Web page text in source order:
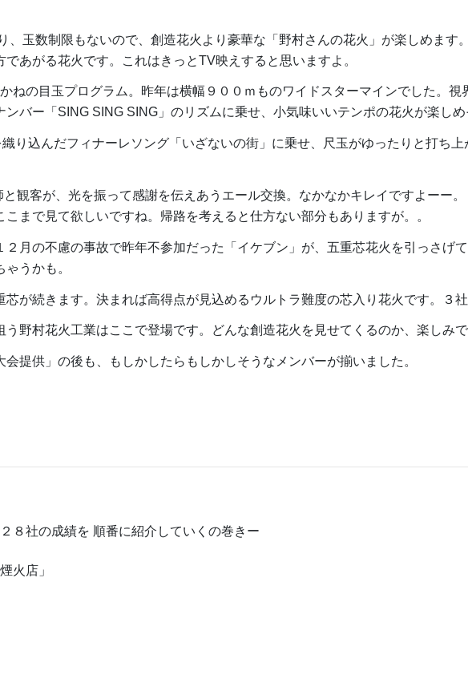
、玉数制限もないので、創造花火より豪華な「野村さんの花火」が楽しめま
であがる花火です。これはきっとTV映えすると思いますよ。
ねの目玉プログラム。昨年は横幅９００ｍものワイドスターマインでした。視
ンバー「SING SING SING」のリズムに乗せ、小気味いいテンポの花火が楽しめ
り込んだフィナーレソング「いざないの街」に乗せ、尺玉がゆったりと打ち
観客が、光を振って感謝を伝えあうエール交換。なかなかキレイですよーー
こまで見て欲しいですね。帰路を考えると仕方ない部分もありますが。。
月の不慮の事故で昨年不参加だった「イケブン」が、五重芯花火を引っさげ
うかも。
続きます。決まれば高得点が見込めるウルトラ難度の芯入り花火です。３社
野村花火工業はここで登場です。どんな創造花火を見せてくるのか、楽しみで
提供」の後も、もしかしたらもしかしそうなメンバーが揃いました。
８社の成績を 順番に紹介していくの巻きー
火店」